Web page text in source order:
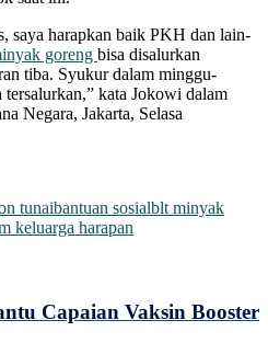
saya harapkan baik PKH dan lain-
goreng bisa disalurkan
tiba. Syukur dalam minggu-
kata Jokowi dalam
Negara, Jakarta, Selasa
tunaibantuan sosialblt minyak
keluarga harapan
Capaian Vaksin Booster